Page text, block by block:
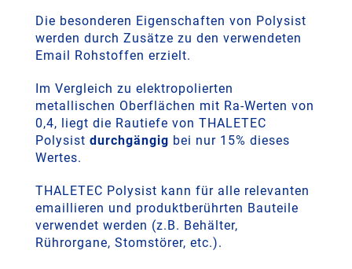
Die besonderen Eigenschaften von Polysist
werden durch Zusätze zu den verwendeten
Email Rohstoffen erzielt.
Im Vergleich zu elektropolierten
metallischen Oberflächen mit Ra-Werten von
0,4, liegt die Rautiefe von THALETEC
Polysist durchgängig bei nur 15% dieses
Wertes.
THALETEC Polysist kann für alle relevanten
emaillieren und produktberührten Bauteile
verwendet werden (z.B. Behälter,
Rührorgane, Stomstörer, etc.).